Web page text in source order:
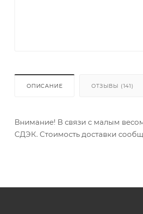
ОПИСАНИЕ ОТЗЫВЫ (141)
Внимание! В связи с малым
СДЭК. Стоимость доставки